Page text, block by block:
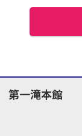
第一滝本館